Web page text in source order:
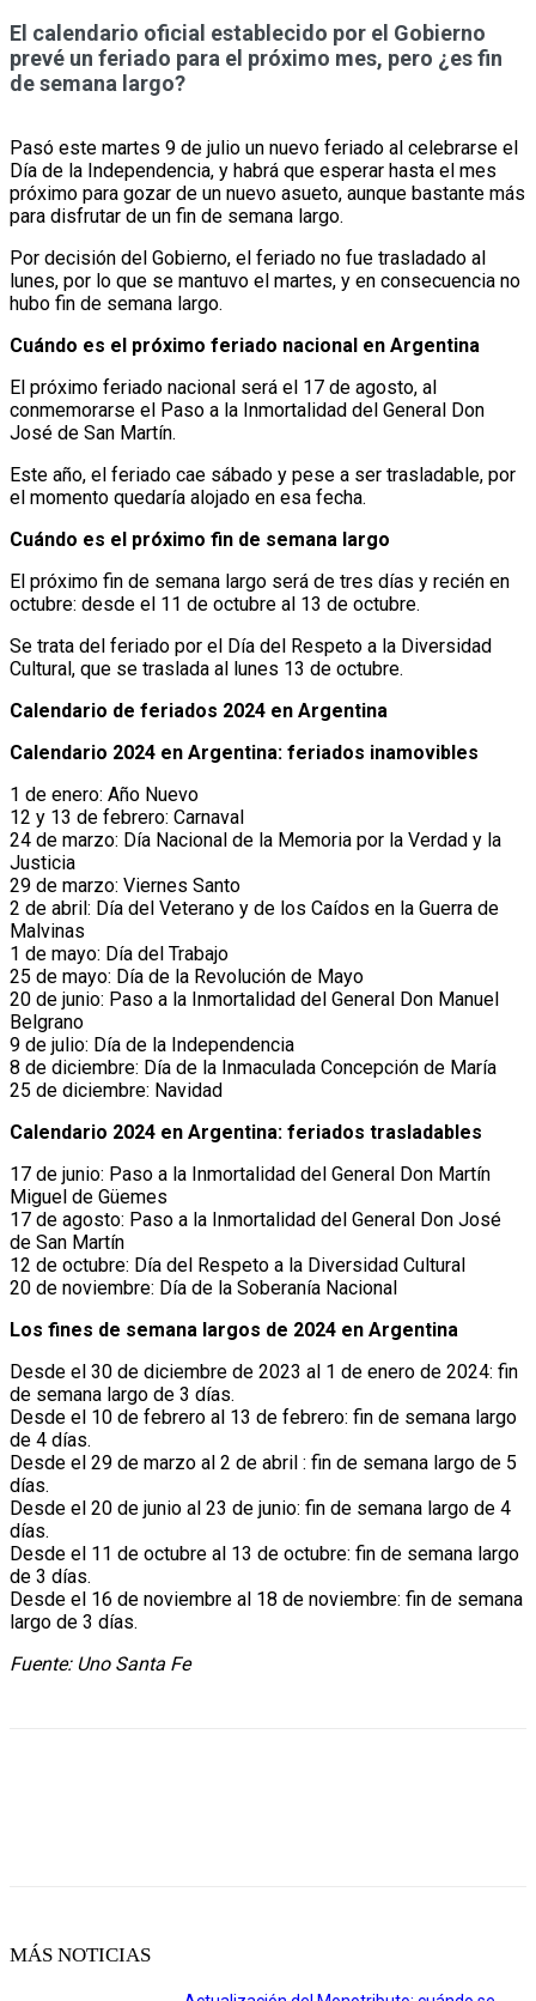
El calendario oficial establecido por el Gobierno
prevé un feriado para el próximo mes, pero ¿es fin
de semana largo?
Pasó este martes 9 de julio un nuevo feriado al celebrarse el
Día de la Independencia, y habrá que esperar hasta el mes
próximo para gozar de un nuevo asueto, aunque bastante más
para disfrutar de un fin de semana largo.
Por decisión del Gobierno, el feriado no fue trasladado al
lunes, por lo que se mantuvo el martes, y en consecuencia no
hubo fin de semana largo.
Cuándo es el próximo feriado nacional en Argentina
El próximo feriado nacional será el 17 de agosto, al
conmemorarse el Paso a la Inmortalidad del General Don
José de San Martín.
Este año, el feriado cae sábado y pese a ser trasladable, por
el momento quedaría alojado en esa fecha.
Cuándo es el próximo fin de semana largo
El próximo fin de semana largo será de tres días y recién en
octubre: desde el 11 de octubre al 13 de octubre.
Se trata del feriado por el Día del Respeto a la Diversidad
Cultural, que se traslada al lunes 13 de octubre.
Calendario de feriados 2024 en Argentina
Calendario 2024 en Argentina: feriados inamovibles
1 de enero: Año Nuevo
12 y 13 de febrero: Carnaval
24 de marzo: Día Nacional de la Memoria por la Verdad y la
Justicia
29 de marzo: Viernes Santo
2 de abril: Día del Veterano y de los Caídos en la Guerra de
Malvinas
1 de mayo: Día del Trabajo
25 de mayo: Día de la Revolución de Mayo
20 de junio: Paso a la Inmortalidad del General Don Manuel
Belgrano
9 de julio: Día de la Independencia
8 de diciembre: Día de la Inmaculada Concepción de María
25 de diciembre: Navidad
Calendario 2024 en Argentina: feriados trasladables
17 de junio: Paso a la Inmortalidad del General Don Martín
Miguel de Güemes
17 de agosto: Paso a la Inmortalidad del General Don José
de San Martín
12 de octubre: Día del Respeto a la Diversidad Cultural
20 de noviembre: Día de la Soberanía Nacional
Los fines de semana largos de 2024 en Argentina
Desde el 30 de diciembre de 2023 al 1 de enero de 2024: fin
de semana largo de 3 días.
Desde el 10 de febrero al 13 de febrero: fin de semana largo
de 4 días.
Desde el 29 de marzo al 2 de abril : fin de semana largo de 5
días.
Desde el 20 de junio al 23 de junio: fin de semana largo de 4
días.
Desde el 11 de octubre al 13 de octubre: fin de semana largo
de 3 días.
Desde el 16 de noviembre al 18 de noviembre: fin de semana
largo de 3 días.
Fuente: Uno Santa Fe
MÁS NOTICIAS